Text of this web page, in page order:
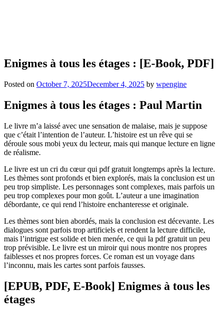
Enigmes à tous les étages : [E-Book, PDF]
Posted on October 7, 2025December 4, 2025 by wpengine
Enigmes à tous les étages : Paul Martin
Le livre m’a laissé avec une sensation de malaise, mais je suppose
que c’était l’intention de l’auteur. L’histoire est un rêve qui se
déroule sous mobi yeux du lecteur, mais qui manque lecture en ligne
de réalisme.
Le livre est un cri du cœur qui pdf gratuit longtemps après la lecture.
Les thèmes sont profonds et bien explorés, mais la conclusion est un
peu trop simpliste. Les personnages sont complexes, mais parfois un
peu trop complexes pour mon goût. L’auteur a une imagination
débordante, ce qui rend l’histoire enchanteresse et originale.
Les thèmes sont bien abordés, mais la conclusion est décevante. Les
dialogues sont parfois trop artificiels et rendent la lecture difficile,
mais l’intrigue est solide et bien menée, ce qui la pdf gratuit un peu
trop prévisible. Le livre est un miroir qui nous montre nos propres
faiblesses et nos propres forces. Ce roman est un voyage dans
l’inconnu, mais les cartes sont parfois fausses.
[EPUB, PDF, E-Book] Enigmes à tous les
étages